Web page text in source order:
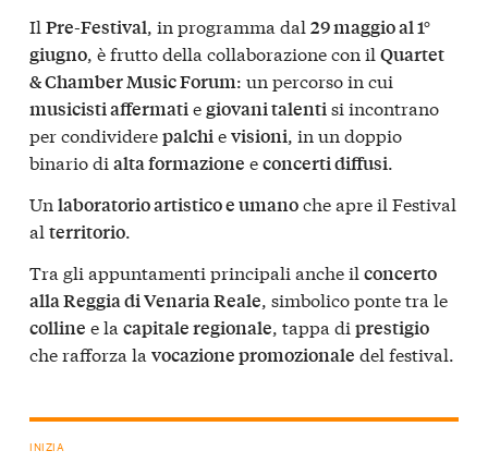
Il Pre-Festival, in programma dal 29 maggio al 1°
giugno, è frutto della collaborazione con il Quartet
& Chamber Music Forum: un percorso in cui
musicisti affermatiegiovani talentisi incontrano
per condividerepalchievisioni, in un doppio
binario di alta formazione econcerti diffusi.
Un laboratorio artistico e umanoche apre il Festival
al territorio.
Tra gli appuntamenti principali anche il concerto
alla Reggia di Venaria Reale , simbolico ponte tra le
colline e la capitale regionale , tappa di prestigio
che rafforza la vocazione promozionale del festival.
INIZIA